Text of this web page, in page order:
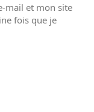
mail et mon site
fois que je